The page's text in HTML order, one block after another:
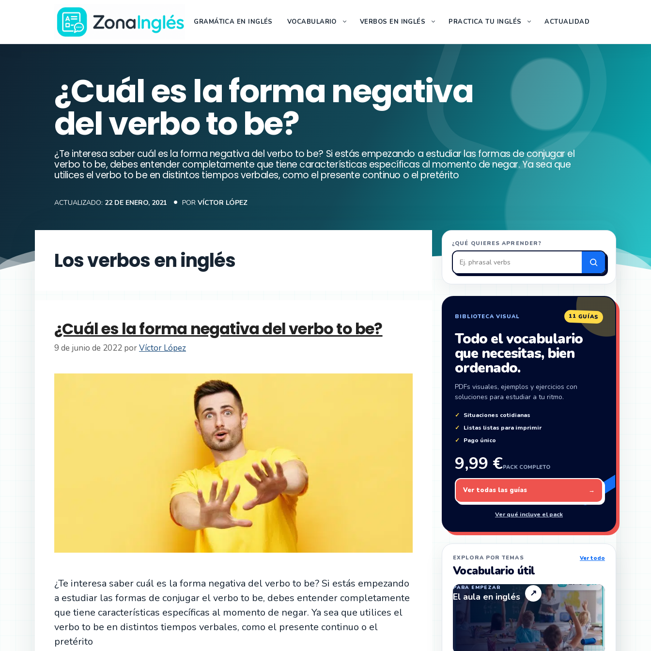
Ir
portada
de
ZonaInglés
GRAMÁTICA EN INGLÉS VOCABULARIO VERBOS EN INGLÉS PRACTICA TU INGLÉS ACTUALIDAD
¿Cuál es la forma negativa
del verbo to be?
¿Te interesa saber cuál es la forma negativa del verbo to be? Si estás empezando a estudiar las formas de conjugar el
verbo to be, debes entender completamente que tiene características específicas al momento de negar. Ya sea que
utilices el verbo to be en distintos tiempos verbales, como el presente continuo o el pretérito
ACTUALIZADO: 22 DE ENERO, 2021 POR VÍCTOR LÓPEZ
Los verbos en inglés
¿Cuál es la forma negativa del verbo to be?
9 de junio de 2022 porVíctor López
¿Te interesa saber cuál es la forma negativa del verbo to be? Si estás empezando
a estudiar las formas de conjugar el verbo to be, debes entender completamente
que tiene características específicas al momento de negar. Ya sea que utilices el
verbo to be en distintos tiempos verbales, como el presente continuo o el
pretérito
¿QUÉ QUIERES APRENDER?
Buscar
en
ZonaIngles
BIBLIOTECA VISUAL 11 GUÍAS
Todo el vocabulario
que necesitas, bien
ordenado.
PDFs visuales, ejemplos y ejercicios con
soluciones para estudiar a tu ritmo.
Situaciones cotidianas
Listas listas para imprimir
Pago único
9,99 €PACK COMPLETO
Ver todas las guías →
Ver qué incluye el pack
EXPLORA POR TEMAS
Vocabulario útil
Ver todo
PARA EMPEZAR
El aula en inglés ↗